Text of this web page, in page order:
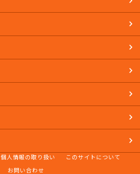
個人情報の取り扱い
このサイトについて
お問い合わせ